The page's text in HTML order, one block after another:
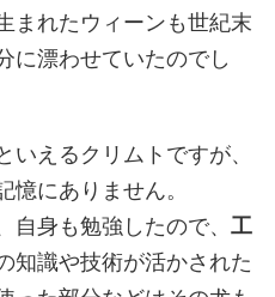
まれたウィーンも世紀末
に漂わせていたのでし
えるクリムトですが、
憶にありません。
自身も勉強したので、 工
知識や技術が活かされた